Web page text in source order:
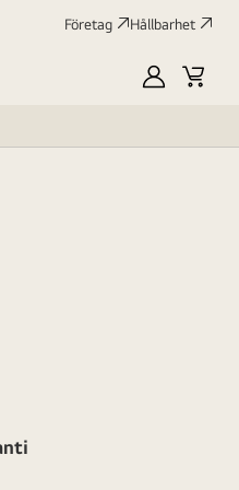
Företag Hållbarhet
MyLG